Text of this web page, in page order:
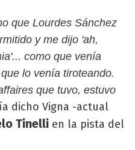
que Lourdes Sánchez
y me dijo 'ah,
como que venía
lo venía tiroteando.
que tuvo, estuvo
dicho Vigna -actual
Tinelli en la pista del